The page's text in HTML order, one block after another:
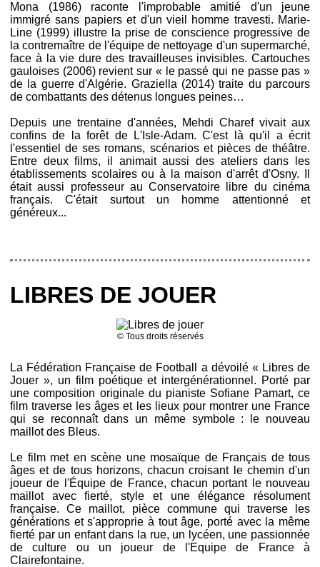
Mona (1986) raconte l'improbable amitié d'un jeune
immigré sans papiers et d'un vieil homme travesti. Marie-
Line (1999) illustre la prise de conscience progressive de
la contremaître de l'équipe de nettoyage d'un supermarché,
face à la vie dure des travailleuses invisibles. Cartouches
gauloises (2006) revient sur « le passé qui ne passe pas »
de la guerre d'Algérie. Graziella (2014) traite du parcours
de combattants des détenus longues peines…
Depuis une trentaine d'années, Mehdi Charef vivait aux
confins de la forêt de L'Isle-Adam. C'est là qu'il a écrit
l'essentiel de ses romans, scénarios et pièces de théâtre.
Entre deux films, il animait aussi des ateliers dans les
établissements scolaires ou à la maison d'arrêt d'Osny. Il
était aussi professeur au Conservatoire libre du cinéma
français. C'était surtout un homme attentionné et
généreux...
LIBRES DE JOUER
© Tous droits réservés
La Fédération Française de Football a dévoilé « Libres de
Jouer », un film poétique et intergénérationnel. Porté par
une composition originale du pianiste Sofiane Pamart, ce
film traverse les âges et les lieux pour montrer une France
qui se reconnaît dans un même symbole : le nouveau
maillot des Bleus.
Le film met en scène une mosaïque de Français de tous
âges et de tous horizons, chacun croisant le chemin d'un
joueur de l'Équipe de France, chacun portant le nouveau
maillot avec fierté, style et une élégance résolument
française. Ce maillot, pièce commune qui traverse les
générations et s'approprie à tout âge, porté avec la même
fierté par un enfant dans la rue, un lycéen, une passionnée
de culture ou un joueur de l'Equipe de France à
Clairefontaine.